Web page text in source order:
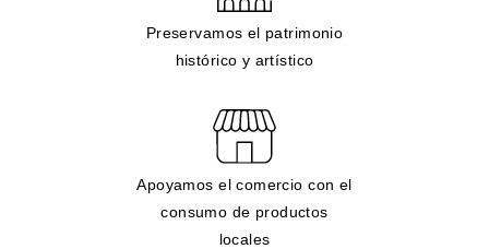
Preservamos el patrimonio
histórico y artístico
Apoyamos el comercio con el
consumo de productos
locales